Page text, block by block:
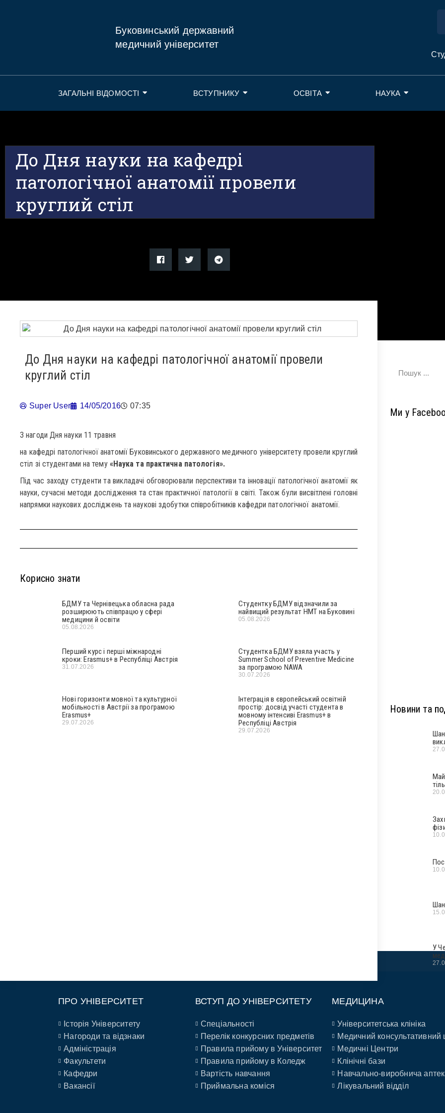
Буковинський державний
медичний університет
ЗАГАЛЬНІ ВІДОМОСТІ ВСТУПНИКУ ОСВІТА НАУКА
До Дня науки на кафедрі
патологічної анатомії провели
круглий стіл
До Дня науки на кафедрі патологічної анатомії провели
круглий стіл
Super User 14/05/2016 07:35
З нагоди Дня науки 11 травня
на кафедрі патологічної анатомії Буковинського державного медичного університету провели круглий
стіл зі студентами на тему «Наука та практична патологія».
Під час заходу студенти та викладачі обговорювали перспективи та інновації патологічної анатомії як
науки, сучасні методи дослідження та стан практичної патології в світі. Також були висвітлені головні
напрямки наукових досліджень та наукові здобутки співробітників кафедри патологічної анатомії.
Корисно знати
БДМУ та Чернівецька обласна рада
розширюють співпрацю у сфері
медицини й освіти
05.08.2026
Студентку БДМУ відзначили за
найвищий результат НМТ на Буковині
05.08.2026
Перший курс і перші міжнародні
кроки: Erasmus+ в Республіці Австрія
31.07.2026
Студентка БДМУ взяла участь у
Summer School of Preventive Medicine
за програмою NAWA
30.07.2026
Нові горизонти мовної та культурної
мобільності в Австрії за програмою
Erasmus+
29.07.2026
Інтеграція в європейський освітній
простір: досвід участі студента в
мовному інтенсиві Erasmus+ в
Республіці Австрія
29.07.2026
Ми у
Новини та
У
ПРО УНІВЕРСИТЕТ
Історія Університету
Нагороди та відзнаки
Адміністрація
Факультети
Кафедри
Вакансії
ВСТУП ДО УНІВЕРСИТЕТУ
Спеціальності
Перелік конкурсних предметів
Правила прийому в Університет
Правила прийому в Коледж
Вартість навчання
Приймальна коміся
МЕДИЦИНА
Університетська клініка
Медичний консультативний
Медичні Центри
Клінічні бази
Навчально-виробнича
Лікувальний відділ